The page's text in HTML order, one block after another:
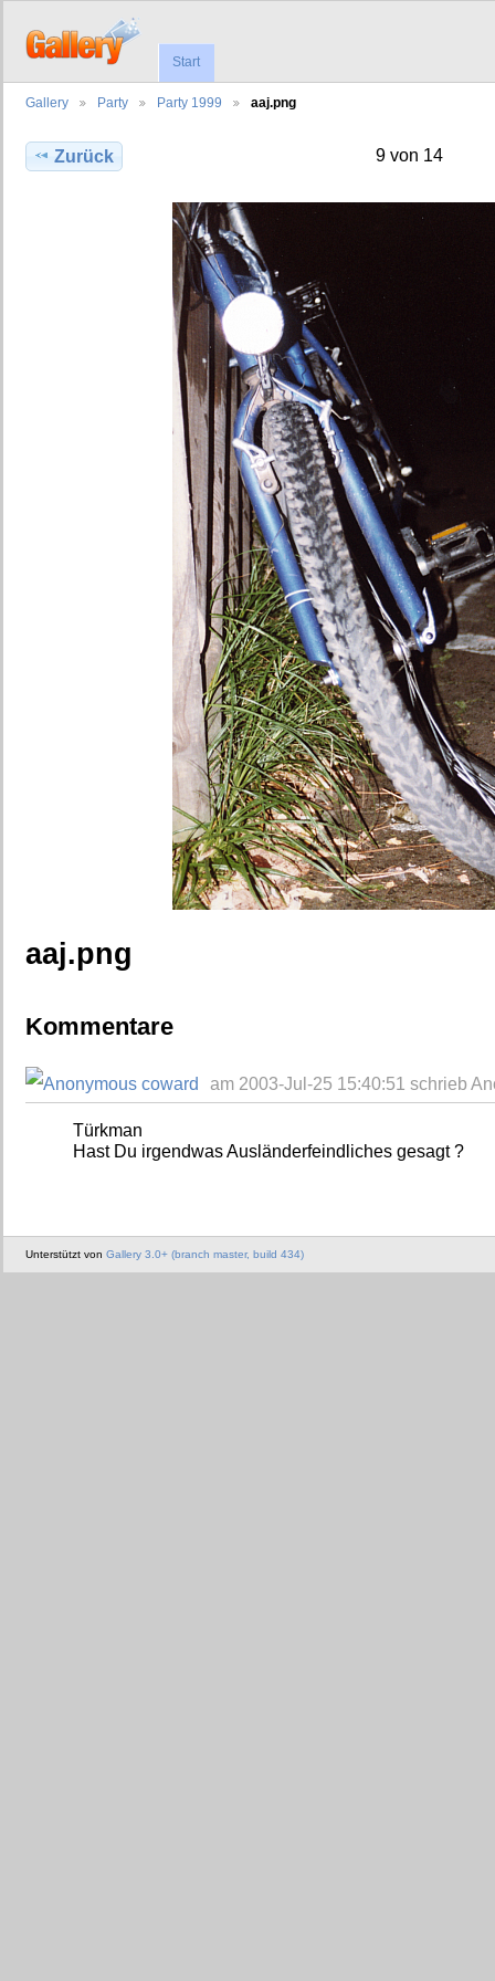
Start
Gallery Party Party 1999 aaj.png
Zurück 9 von 14
aaj.png
Kommentare
am 2003-Jul-25 15:40:51 schrieb
Türkman
Hast Du irgendwas Ausländerfeindliches gesagt ?
Unterstützt von Gallery 3.0+ (branch master, build 434)